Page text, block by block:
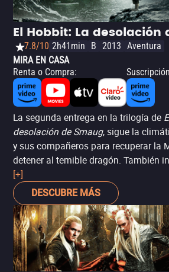
El Hobbit: La desolación
7.8/10 2h41min B 2013 Aventura
MIRA EN CASA
Renta o Compra: Suscripción
La segunda entrega en la trilogía de
desolación de Smaug, sigue la
y sus compañeros para recuperar la
detener al temible dragón. También
personajes originales del mundo de
la elfa Tauriel (Evangeline Lilly),
Legolas (Orlando Bloom), quien es
entrega a pesar de que no tiene un
[+]
DESCUBRE MÁS